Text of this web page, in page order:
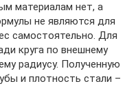
материалам нет, а
не являются для
самостоятельно. Для
круга по внешнему
радиусу. Полученную
и плотность стали –